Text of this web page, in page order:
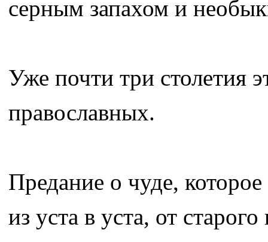
серным запахом и
Уже почти три столетия
православных.
Предание о чуде,
из уста в уста, от